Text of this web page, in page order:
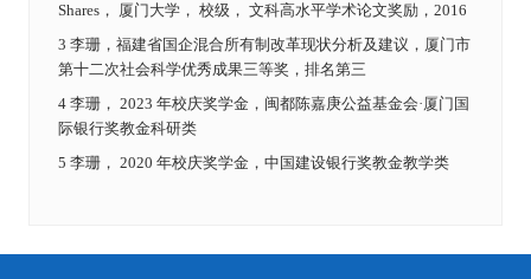
Shares， 厦门大学， 校级， 文科高水平学术论文奖励，2016
3 李珊，福建省国企混合所有制改革现状分析及建议，厦门市
第十二次社会科学优秀成果三等奖，排名第三
4 李珊， 2023 年校庆奖学金，闽都陈嘉庚公益基金会·厦门国
际银行奖教金科研类
5 李珊， 2020 年校庆奖学金，中国建设银行奖教金教学类